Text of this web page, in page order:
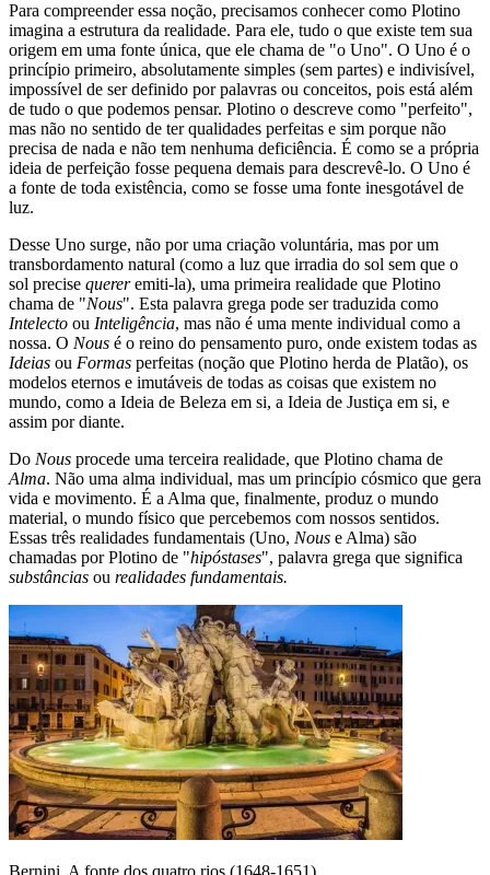
Para compreender essa noção, precisamos conhecer como Plotino
imagina a estrutura da realidade. Para ele, tudo o que existe tem sua
origem em uma fonte única, que ele chama de "o Uno". O Uno é o
princípio primeiro, absolutamente simples (sem partes) e indivisível,
impossível de ser definido por palavras ou conceitos, pois está além
de tudo o que podemos pensar. Plotino o descreve como "perfeito",
mas não no sentido de ter qualidades perfeitas e sim porque não
precisa de nada e não tem nenhuma deficiência. É como se a própria
ideia de perfeição fosse pequena demais para descrevê-lo. O Uno é
a fonte de toda existência, como se fosse uma fonte inesgotável de
luz.
Desse Uno surge, não por uma criação voluntária, mas por um
transbordamento natural (como a luz que irradia do sol sem que o
sol precise quereremiti-la), uma primeira realidade que Plotino
chama de "Nous". Esta palavra grega pode ser traduzida como
Intelecto ou Inteligência, mas não é uma mente individual como a
nossa. O Nous é o reino do pensamento puro, onde existem todas as
Ideias ou Formas perfeitas (noção que Plotino herda de Platão), os
modelos eternos e imutáveis de todas as coisas que existem no
mundo, como a Ideia de Beleza em si, a Ideia de Justiça em si, e
assim por diante.
Do Nous procede uma terceira realidade, que Plotino chama de
Alma. Não uma alma individual, mas um princípio cósmico que gera
vida e movimento. É a Alma que, finalmente, produz o mundo
material, o mundo físico que percebemos com nossos sentidos.
Essas três realidades fundamentais (Uno, Nous e Alma) são
chamadas por Plotino de "hipóstases", palavra grega que significa
substâncias ou realidades fundamentais.